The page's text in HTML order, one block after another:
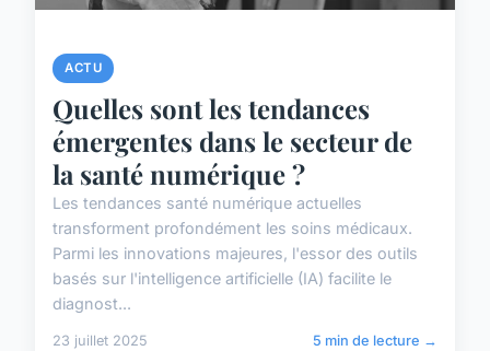
ACTU
Quelles sont les tendances
émergentes dans le secteur de
la santé numérique ?
Les tendances santé numérique actuelles
transforment profondément les soins médicaux.
Parmi les innovations majeures, l'essor des outils
basés sur l'intelligence artificielle (IA) facilite le
diagnost...
23 juillet 2025 5 min de lecture →